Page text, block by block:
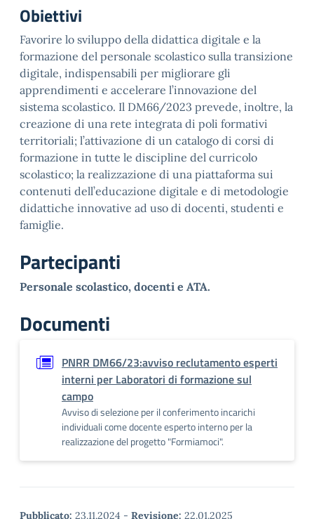
Obiettivi
Favorire lo sviluppo della didattica digitale e la
formazione del personale scolastico sulla transizione
digitale, indispensabili per migliorare gli
apprendimenti e accelerare l’innovazione del
sistema scolastico. Il DM66/2023 prevede, inoltre, la
creazione di una rete integrata di poli formativi
territoriali; l’attivazione di un catalogo di corsi di
formazione in tutte le discipline del curricolo
scolastico; la realizzazione di una piattaforma sui
contenuti dell’educazione digitale e di metodologie
didattiche innovative ad uso di docenti, studenti e
famiglie.
Partecipanti
Personale scolastico, docenti e ATA.
Documenti
PNRR DM66/23:avviso reclutamento esperti
interni per Laboratori di formazione sul
campo
Avviso di selezione per il conferimento incarichi
individuali come docente esperto interno per la
realizzazione del progetto "Formiamoci".
Pubblicato: 23.11.2024 - Revisione: 22.01.2025